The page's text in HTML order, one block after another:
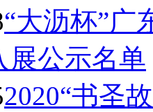
“大沥杯”广
展公示名单
2020“书圣